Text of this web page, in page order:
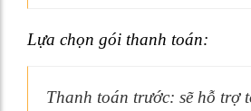
Lựa chọn gói thanh toán:
Thanh toán trước: sẽ hỗ trợ